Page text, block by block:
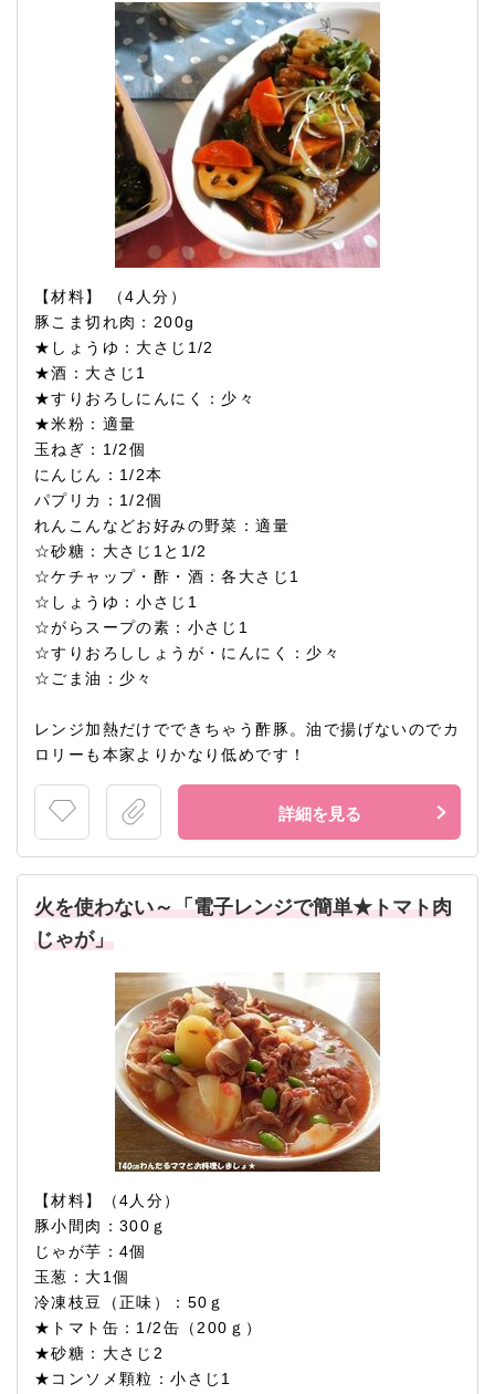
【材料】 （4人分）
豚こま切れ肉：200g
★しょうゆ：大さじ1/2
★酒：大さじ1
★すりおろしにんにく：少々
★米粉：適量
玉ねぎ：1/2個
にんじん：1/2本
パプリカ：1/2個
れんこんなどお好みの野菜：適量
☆砂糖：大さじ1と1/2
☆ケチャップ・酢・酒：各大さじ1
☆しょうゆ：小さじ1
☆がらスープの素：小さじ1
☆すりおろししょうが・にんにく：少々
☆ごま油：少々
レンジ加熱だけでできちゃう酢豚。油で揚げないのでカ
ロリーも本家よりかなり低めです！
詳細を見る
火を使わない～「電子レンジで簡単★トマト肉
じゃが」
【材料】（4人分）
豚小間肉：300ｇ
じゃが芋：4個
玉葱：大1個
冷凍枝豆（正味）：50ｇ
★トマト缶：1/2缶（200ｇ）
★砂糖：大さじ2
★コンソメ顆粒：小さじ1